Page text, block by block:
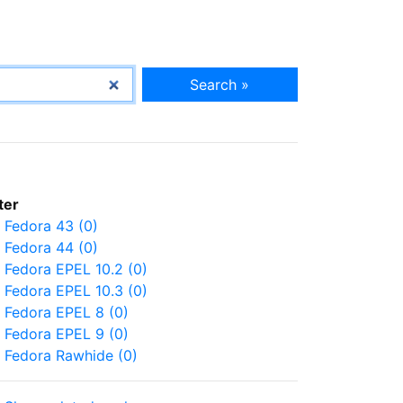
Search »
Fedora 43 (0)
Fedora 44 (0)
Fedora EPEL 10.2 (0)
Fedora EPEL 10.3 (0)
Fedora EPEL 8 (0)
Fedora EPEL 9 (0)
Fedora Rawhide (0)